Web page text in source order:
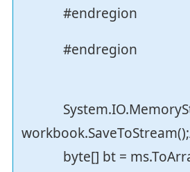
#endregion
#endregion
byte[] bt =